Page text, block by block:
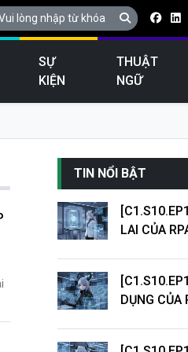
SỰ
KIỆN
THUẬT
NGỮ
TIN NỔI BẬT
LAI CỦA
DỤNG CỦA